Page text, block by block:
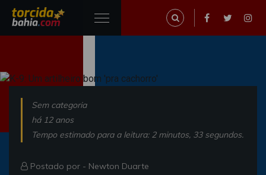
Sem categoria
há 12 anos
Tempo estimado para a leitura: 2 minutos, 33 segundos.
Postado por - Newton Duarte